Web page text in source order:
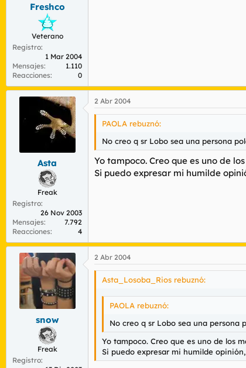
Freshco
Veterano
Registro
1 Mar 2004
Mensajes
1.110
Reacciones
0
Asta
Freak
Registro
26 Nov 2003
Mensajes
7.792
Reacciones
4
2 Abr 2004
PAOLA rebuznó:
No creo q sr Lobo sea una persona
Yo tampoco. Creo que es uno de
Si puedo expresar mi humilde
snow
Freak
Registro
2 Abr 2004
Asta_Losoba_Rios rebuznó:
PAOLA rebuznó:
No creo q sr Lobo sea una persona
Yo tampoco. Creo que es uno de los
Si puedo expresar mi humilde